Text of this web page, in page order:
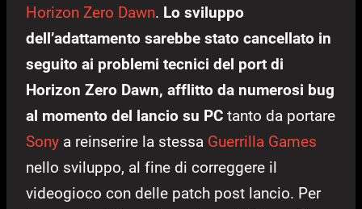
Horizon Zero Dawn. Lo sviluppo
dell’adattamento sarebbe stato cancellato in
seguito ai problemi tecnici del port di
Horizon Zero Dawn, afflitto da numerosi bug
al momento del lancio su PC tanto da portare
Sony a reinserire la stessa Guerrilla Games
nello sviluppo, al fine di correggere il
videogioco con delle patch post lancio. Per